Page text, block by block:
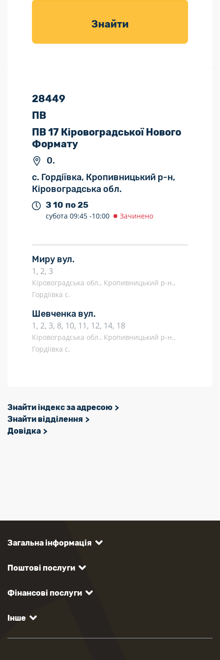
товарів для
Знайти
28449
ПВ
ПВ 17 Кіровоградської Нового
Формату
0.
с. Гордіївка, Кропивницький р-н,
Кіровоградська обл.
З 10 по 25
субота 09:45 -10:00 Зачинено
Миру вул.
1, 2, 3
Кіровоградська обл., Кропивницький р-н.,
Гордіївка с.
Шевченка вул.
1, 2, 3, 8, 10, 11, 12, 14, 18
Кіровоградська обл., Кропивницький р-н.,
Гордіївка с.
Знайти індекс за адресою
Знайти відділення
Довідка
Загальна інформація
Поштові послуги
Фінансові послуги
Інше